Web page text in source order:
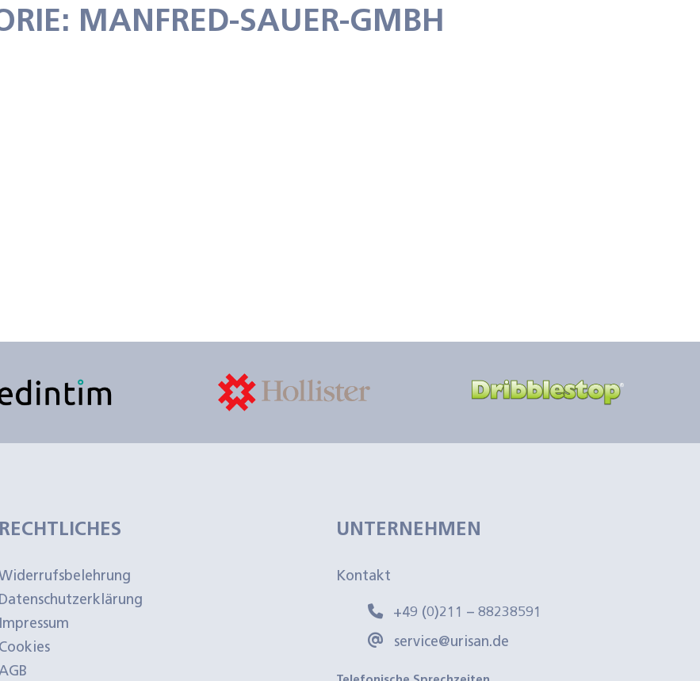
MANFRED-SAUER-GMBH
RECHTLICHES
Datenschutzerklärung
Impressum
Cookies
UNTERNEHMEN
Kontakt
+49 (0)211 – 88238591
service@urisan.de